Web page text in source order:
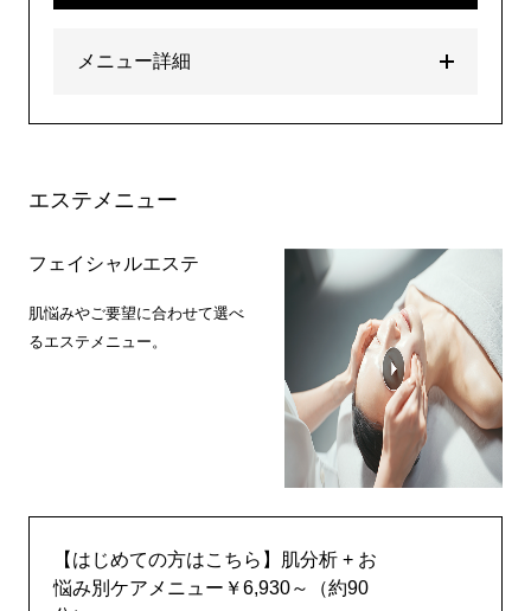
メニュー詳細
エステメニュー
フェイシャルエステ
肌悩みやご要望に合わせて選べ
るエステメニュー。
【はじめての方はこちら】肌分析 + お
悩み別ケアメニュー￥6,930～（約90